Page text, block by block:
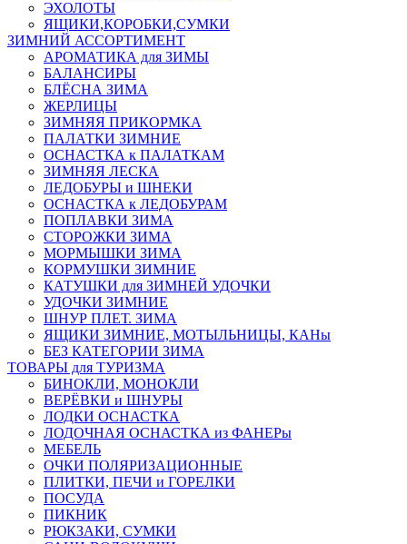
ЭХОЛОТЫ
ЯЩИКИ,КОРОБКИ,СУМКИ
ЗИМНИЙ АССОРТИМЕНТ
АРОМАТИКА для ЗИМЫ
БАЛАНСИРЫ
БЛЁСНА ЗИМА
ЖЕРЛИЦЫ
ЗИМНЯЯ ПРИКОРМКА
ПАЛАТКИ ЗИМНИЕ
ОСНАСТКА к ПАЛАТКАМ
ЗИМНЯЯ ЛЕСКА
ЛЕДОБУРЫ и ШНЕКИ
ОСНАСТКА к ЛЕДОБУРАМ
ПОПЛАВКИ ЗИМА
СТОРОЖКИ ЗИМА
МОРМЫШКИ ЗИМА
КОРМУШКИ ЗИМНИЕ
КАТУШКИ для ЗИМНЕЙ УДОЧКИ
УДОЧКИ ЗИМНИЕ
ШНУР ПЛЕТ. ЗИМА
ЯЩИКИ ЗИМНИЕ, МОТЫЛЬНИЦЫ, КАНы
БЕЗ КАТЕГОРИИ ЗИМА
ТОВАРЫ для ТУРИЗМА
БИНОКЛИ, МОНОКЛИ
ВЕРЁВКИ и ШНУРЫ
ЛОДКИ ОСНАСТКА
ЛОДОЧНАЯ ОСНАСТКА из ФАНЕРы
МЕБЕЛЬ
ОЧКИ ПОЛЯРИЗАЦИОННЫЕ
ПЛИТКИ, ПЕЧИ и ГОРЕЛКИ
ПОСУДА
ПИКНИК
РЮКЗАКИ, СУМКИ